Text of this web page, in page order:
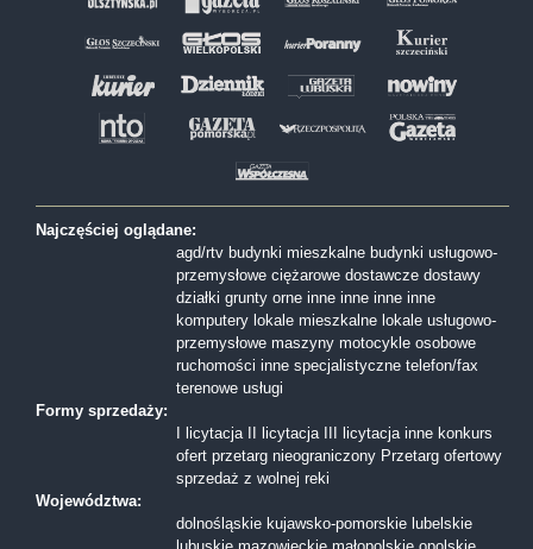
Najczęściej oglądane:
agd/rtv budynki mieszkalne budynki usługowo-
przemysłowe ciężarowe dostawcze dostawy
działki grunty orne inne inne inne inne
komputery lokale mieszkalne lokale usługowo-
przemysłowe maszyny motocykle osobowe
ruchomości inne specjalistyczne telefon/fax
terenowe usługi
Formy sprzedaży:
I licytacja
II licytacja III licytacja inne konkurs
ofert przetarg nieograniczony Przetarg ofertowy
sprzedaż z wolnej reki
Województwa:
dolnośląskie kujawsko-pomorskie lubelskie